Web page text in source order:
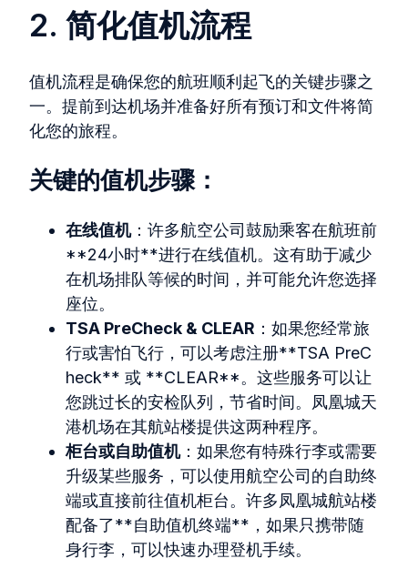
2. 简化值机流程
值机流程是确保您的航班顺利起飞的关键步骤之
一。提前到达机场并准备好所有预订和文件将简
化您的旅程。
关键的值机步骤：
在线值机：许多航空公司鼓励乘客在航班前
**24小时**进行在线值机。这有助于减少
在机场排队等候的时间，并可能允许您选择
座位。
TSA PreCheck & CLEAR ：如果您经常旅
行或害怕飞行，可以考虑注册**TSA PreC
heck** 或 **CLEAR**。这些服务可以让
您跳过长的安检队列，节省时间。凤凰城天
港机场在其航站楼提供这两种程序。
柜台或自助值机：如果您有特殊行李或需要
升级某些服务，可以使用航空公司的自助终
端或直接前往值机柜台。许多凤凰城航站楼
配备了**自助值机终端**，如果只携带随
身行李，可以快速办理登机手续。